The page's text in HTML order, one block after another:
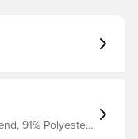
91% Polyester